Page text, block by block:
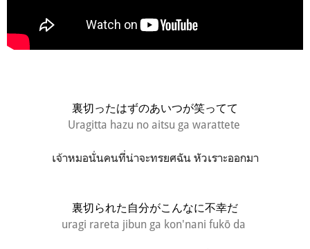
裏切ったはずのあいつが笑ってて
Uragitta hazu no aitsu ga warattete
เจ้าหมอนั่นคนที่น่าจะทรยศฉัน หัวเราะออกมา
裏切られた自分がこんなに不幸だ
uragi rareta jibun ga kon'nani fukō da